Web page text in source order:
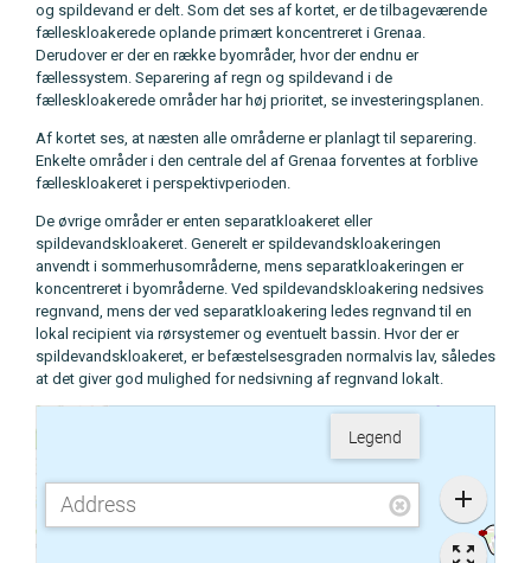
og spildevand er delt. Som det ses af kortet, er de tilbageværende
fælleskloakerede oplande primært koncentreret i Grenaa.
Derudover er der en række byområder, hvor der endnu er
fællessystem. Separering af regn og spildevand i de
fælleskloakerede områder har høj prioritet, se investeringsplanen.
Af kortet ses, at næsten alle områderne er planlagt til separering.
Enkelte områder i den centrale del af Grenaa forventes at forblive
fælleskloakeret i perspektivperioden.
De øvrige områder er enten separatkloakeret eller
spildevandskloakeret. Generelt er spildevandskloakeringen
anvendt i sommerhusområderne, mens separatkloakeringen er
koncentreret i byområderne. Ved spildevandskloakering nedsives
regnvand, mens der ved separatkloakering ledes regnvand til en
lokal recipient via rørsystemer og eventuelt bassin. Hvor der er
spildevandskloakeret, er befæstelsesgraden normalvis lav, således
at det giver god mulighed for nedsivning af regnvand lokalt.